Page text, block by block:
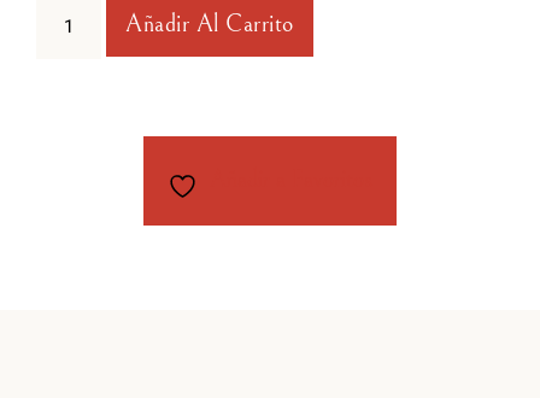
Añadir Al Carrito